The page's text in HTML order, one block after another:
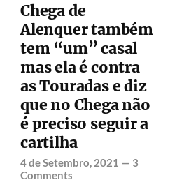
Chega de
Alenquer também
tem “um” casal
mas ela é contra
as Touradas e diz
que no Chega não
é preciso seguir a
cartilha
4 de Setembro, 2021 — 3
Comments